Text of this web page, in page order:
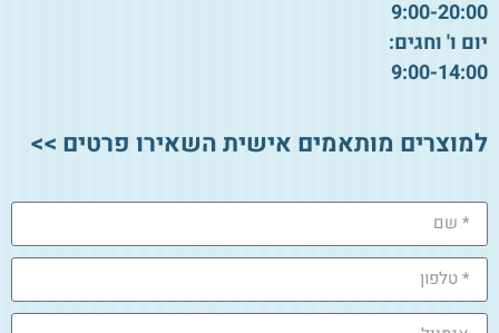
9:00-20:00
יום ו' וחגים:
9:00-14:00
למוצרים מותאמים אישית השאירו פרטים >>